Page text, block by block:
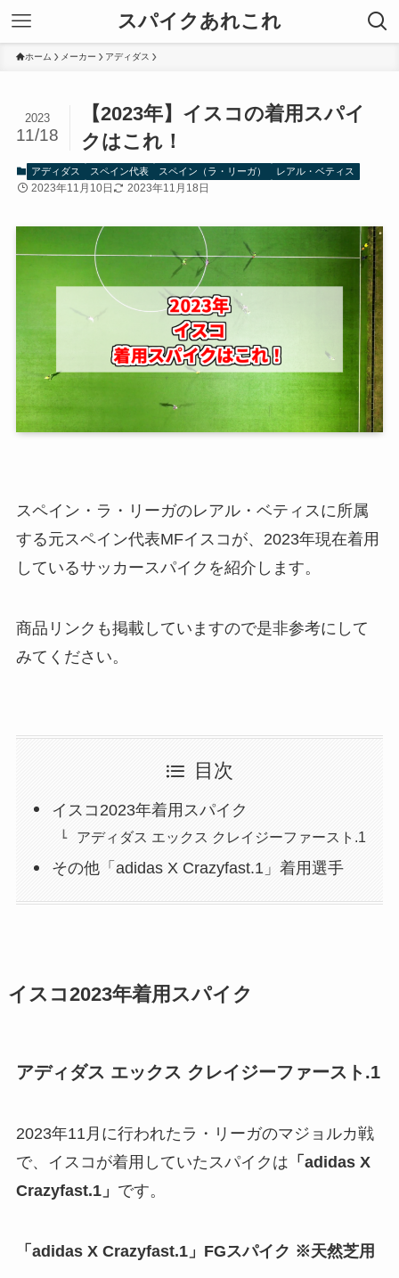
スパイクあれこれ
ホーム メーカー アディダス
【2023年】イスコの着用スパイ
クはこれ！
2023
11/18
アディダス スペイン代表 スペイン（ラ・リーガ） レアル・ベティス
2023年11月10日 2023年11月18日
スペイン・ラ・リーガのレアル・ベティスに所属
する元スペイン代表MFイスコが、2023年現在着用
しているサッカースパイクを紹介します。
商品リンクも掲載していますので是非参考にして
みてください。
目次
イスコ2023年着用スパイク
アディダス エックス クレイジーファースト.1
その他「adidas X Crazyfast.1」着用選手
イスコ2023年着用スパイク
アディダス エックス クレイジーファースト.1
2023年11月に行われたラ・リーガのマジョルカ戦
で、イスコが着用していたスパイクは 「adidas X
Crazyfast.1」 です。
「adidas X Crazyfast.1」FGスパイク ※天然芝用